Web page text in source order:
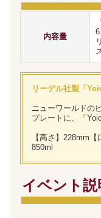
内容量
リーデル社製「
ニューワールドの
プレートに、「
【高さ】228mm
850ml
イベント説